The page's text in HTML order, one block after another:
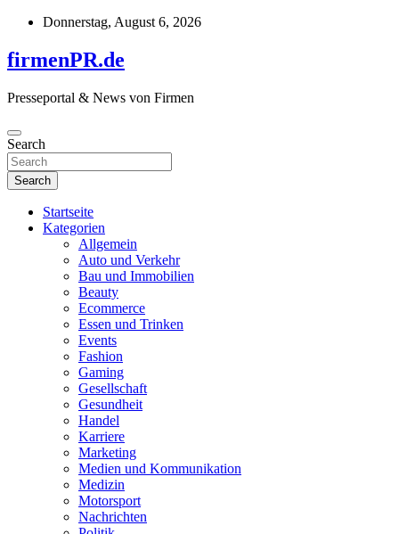
Skip
content
Donnerstag, August 6, 2026
firmenPR.de
Presseportal & News von Firmen
Search
Search
Startseite
Kategorien
Allgemein
Auto und Verkehr
Bau und Immobilien
Beauty
Ecommerce
Essen und Trinken
Events
Fashion
Gaming
Gesellschaft
Gesundheit
Handel
Karriere
Marketing
Medien und Kommunikation
Medizin
Motorsport
Nachrichten